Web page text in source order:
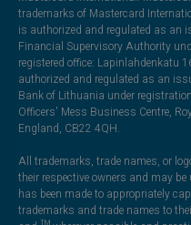
trademarks of Mastercard
is authorized and regulated as an
Financial Supervisory Authority
registered office: Lapinlahdenkatu
authorized and regulated as an
Bank of Lithuania under
Officers' Mess Business Centre,
England, CB22 4QH.
All trademarks, trade names, or
their respective owners and may
has been made to appropriately
trademarks and trade names to